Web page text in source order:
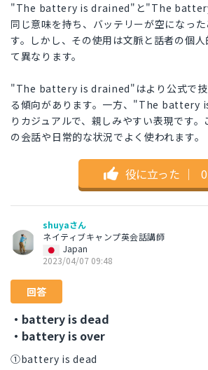
"The battery is drained"と"The
同じ意味を持ち、バッテリーが空になっ
す。しかし、その使用は文脈と話者の個
て異なります。
"The battery is drained"はより公式で技
る傾向があります。一方、"The battery
りカジュアルで、親しみやすい表現です
の会話や日常的な状況でよく使われます。
役に立った ｜ 0
shuyaさん
ネイティブキャンプ英会話講師
Japan
2023/04/07 09:48
回答
・battery is dead
・battery is over
①battery is dead